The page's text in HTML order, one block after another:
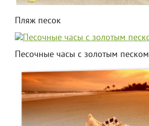
Пляж песок
Песочные часы с золотым песком